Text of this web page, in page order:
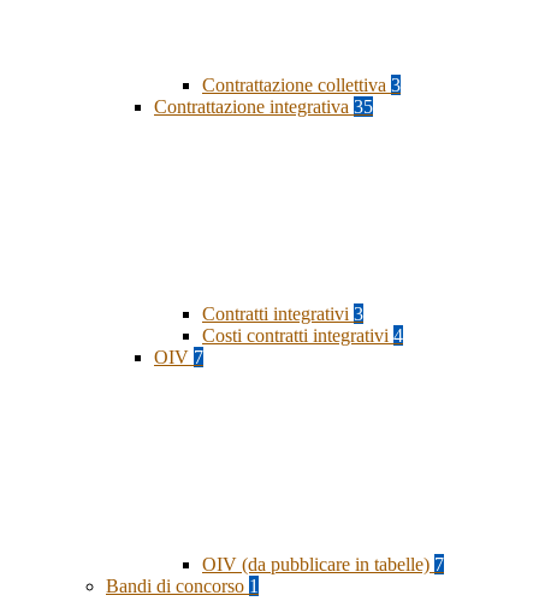
Contrattazione collettiva 3
Contrattazione integrativa 35
Contratti integrativi 3
Costi contratti integrativi 4
OIV 7
OIV (da pubblicare in tabelle) 7
Bandi di concorso 1